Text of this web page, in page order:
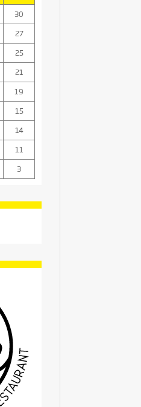
30
27
25
21
19
15
14
11
3